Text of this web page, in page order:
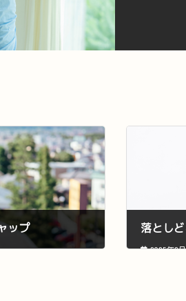
ップ 落とし
2025年3